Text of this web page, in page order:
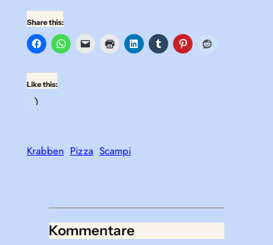
Share this:
Like this:
Loading…
Krabben Pizza Scampi
Kommentare